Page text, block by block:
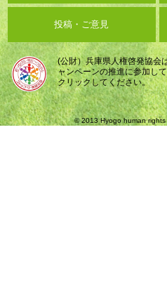
投稿・ご意見
(公財）兵庫県人権啓発協会
ャンペーンの推進に参加し
クリックしてください。
© 2013 Hyogo human rights